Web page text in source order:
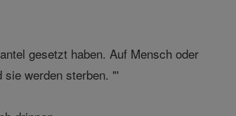
gesetzt haben. Auf Mensch oder
sie werden sterben. "'